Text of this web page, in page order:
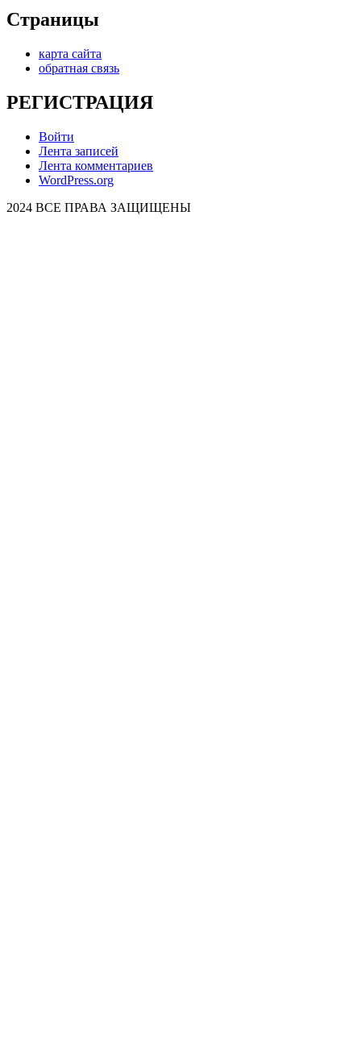
Страницы
карта сайта
обратная связь
РЕГИСТРАЦИЯ
Войти
Лента записей
Лента комментариев
WordPress.org
2024 ВСЕ ПРАВА ЗАЩИЩЕНЫ